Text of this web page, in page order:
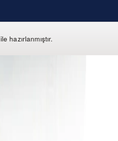
ile hazırlanmıştır.